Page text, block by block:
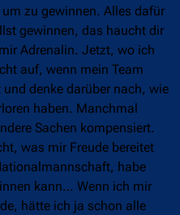
zu gewinnen. Alles dafür
gewinnen, das haucht dir
Adrenalin. Jetzt, wo ich
auf, wenn mein Team
denke darüber nach, wie
haben. Manchmal
Sachen kompensiert.
was mir Freude bereitet
habe
kann… Wenn ich mir
hätte ich ja schon alle